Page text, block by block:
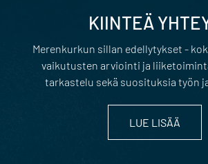
KIINTEÄ
Merenkurkun sillan edellytykset -
vaikutusten arviointi ja
tarkastelu sekä suosituksia työn
LUE LISÄÄ